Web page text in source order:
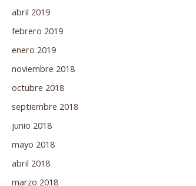
abril 2019
febrero 2019
enero 2019
noviembre 2018
octubre 2018
septiembre 2018
junio 2018
mayo 2018
abril 2018
marzo 2018